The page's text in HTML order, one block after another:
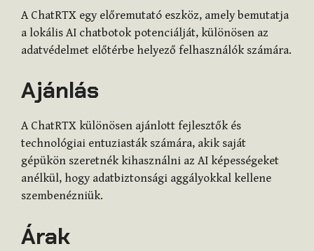
A ChatRTX egy előremutató eszköz, amely bemutatja
a lokális AI chatbotok potenciálját, különösen az
adatvédelmet előtérbe helyező felhasználók számára.
Ajánlás
A ChatRTX különösen ajánlott fejlesztők és
technológiai entuziasták számára, akik saját
gépükön szeretnék kihasználni az AI képességeket
anélkül, hogy adatbiztonsági aggályokkal kellene
szembenézniük.
Árak